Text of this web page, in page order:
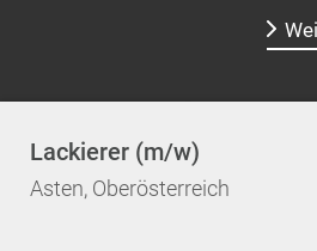
Lackierer (m/w)
Asten, Oberösterreich